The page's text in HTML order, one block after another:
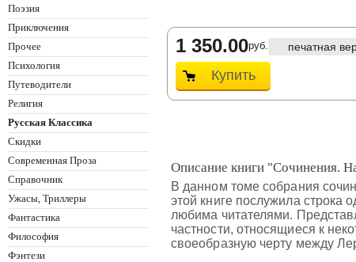
Поэзия
Приключения
Прочее
Психология
Путеводители
Религия
Русская Классика
Скидки
Современная Проза
Справочник
Ужасы, Триллеры
Фантастика
Философия
Фэнтези
1 350.00руб. печатная
Купить
Описание книги "Сочинения.
В данном томе собрания
этой книге послужила
любима читателями.
частности, относящиеся к
своеобразную черту между